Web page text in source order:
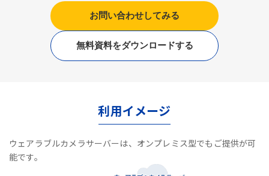
お問い合わせしてみる
無料資料をダウンロードする
利用イメージ
ウェアラブルカメラサーバーは、オンプレミス型でもご提供が可
能です。